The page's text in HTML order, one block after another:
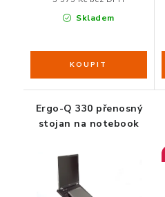
Skladem
Ergo-Q 330 přenosný
stojan na notebook